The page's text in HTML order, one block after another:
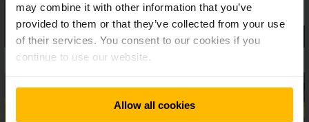
may combine it with other information that you’ve
provided to them or that they’ve collected from your use
of their services. You consent to our cookies if you
continue to use our website.
Allow all cookies